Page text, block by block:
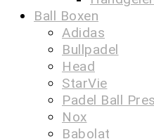
Ball Boxen
Adidas
Bullpadel
Head
StarVie
Padel Ball
Nox
Babolat